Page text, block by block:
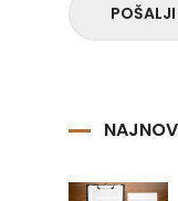
POŠALJI